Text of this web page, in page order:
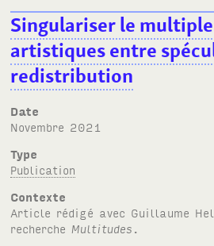
Singulariser le multiple
artistiques entre
redistribution
Date
novembre 2021
Type
Publication
Contexte
Article rédigé avec Guillaume
recherche Multitudes